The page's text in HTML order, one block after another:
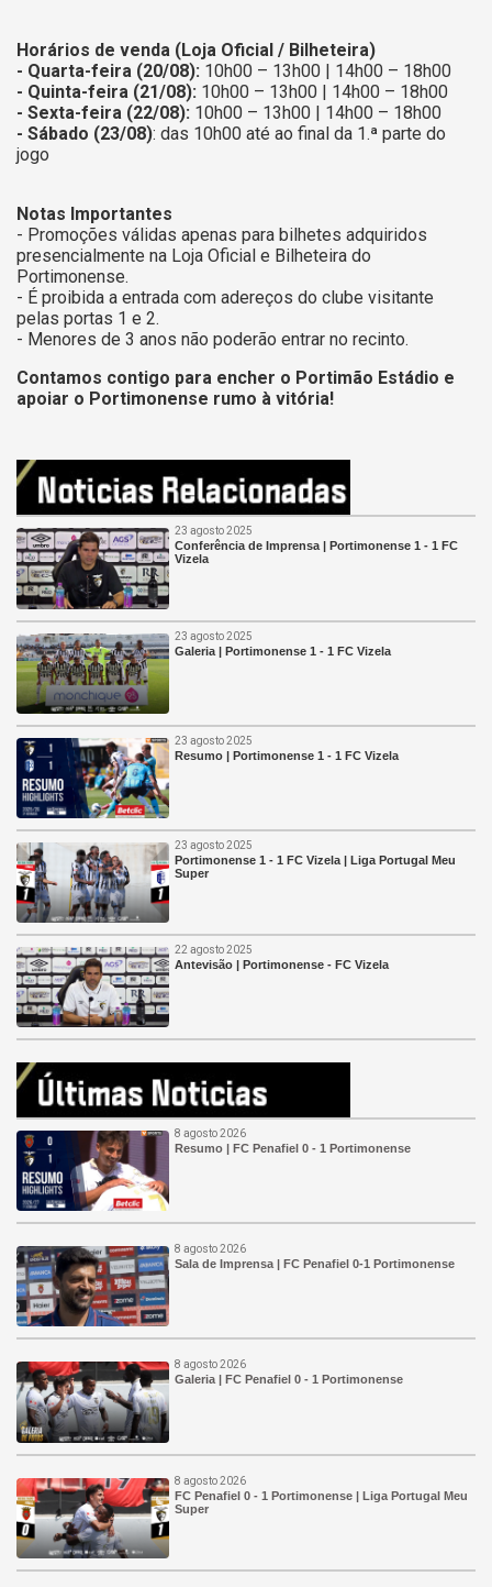
Horários de venda (Loja Oficial / Bilheteira)
- Quarta-feira (20/08): 10h00 – 13h00 | 14h00 – 18h00
- Quinta-feira (21/08): 10h00 – 13h00 | 14h00 – 18h00
- Sexta-feira (22/08): 10h00 – 13h00 | 14h00 – 18h00
- Sábado (23/08): das 10h00 até ao final da 1.ª parte do
jogo
Notas Importantes
- Promoções válidas apenas para bilhetes adquiridos
presencialmente na Loja Oficial e Bilheteira do
Portimonense.
- É proibida a entrada com adereços do clube visitante
pelas portas 1 e 2.
- Menores de 3 anos não poderão entrar no recinto.
Contamos contigo para encher o Portimão Estádio e
apoiar o Portimonense rumo à vitória!
23 agosto 2025
Conferência de Imprensa | Portimonense 1 - 1 FC
Vizela
23 agosto 2025
Galeria | Portimonense 1 - 1 FC Vizela
23 agosto 2025
Resumo | Portimonense 1 - 1 FC Vizela
23 agosto 2025
Portimonense 1 - 1 FC Vizela | Liga Portugal Meu
Super
22 agosto 2025
Antevisão | Portimonense - FC Vizela
8 agosto 2026
Resumo | FC Penafiel 0 - 1 Portimonense
8 agosto 2026
Sala de Imprensa | FC Penafiel 0-1 Portimonense
8 agosto 2026
Galeria | FC Penafiel 0 - 1 Portimonense
8 agosto 2026
FC Penafiel 0 - 1 Portimonense | Liga Portugal Meu
Super